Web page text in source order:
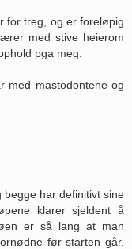
for treg, og er foreløpig
med stive heierom
pga meg.
med mastodontene og
har definitivt sine
klarer sjeldent å
er så lang at man
før starten går.